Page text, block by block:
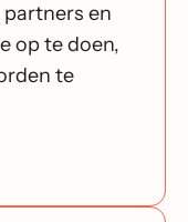
en
op te doen,
te